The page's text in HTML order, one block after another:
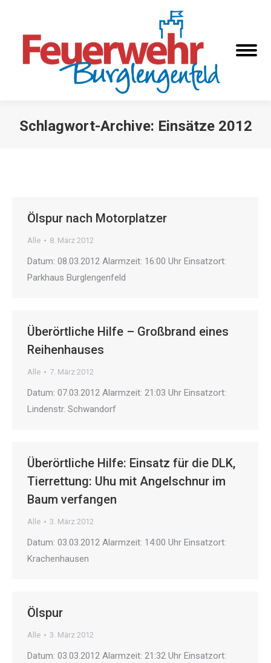
Schlagwort-Archive: Einsätze 2012
Ölspur nach Motorplatzer
Alle 8. März 2012
Datum: 08.03.2012 Alarmzeit: 16:00 Uhr Einsatzort:
Parkhaus Burglengenfeld
Überörtliche Hilfe – Großbrand eines
Reihenhauses
Alle 7. März 2012
Datum: 07.03.2012 Alarmzeit: 21:03 Uhr Einsatzort:
Lindenstr. Schwandorf
Überörtliche Hilfe: Einsatz für die DLK,
Tierrettung: Uhu mit Angelschnur im
Baum verfangen
Alle 3. März 2012
Datum: 03.03.2012 Alarmzeit: 14:00 Uhr Einsatzort:
Krachenhausen
Ölspur
Alle 3. März 2012
Datum: 03.03.2012 Alarmzeit: 21:32 Uhr Einsatzort: